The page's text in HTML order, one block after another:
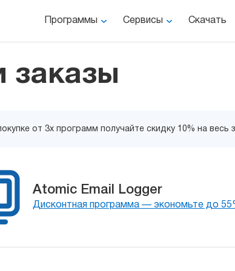
Программы Сервисы Скачать
заказы
от 3х программ получайте скидку 10% на
Atomic Email Logger
Дисконтная программа — экономьте до